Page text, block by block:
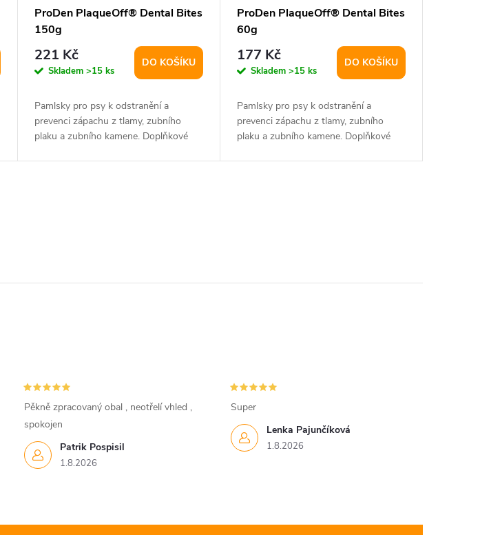
ProDen PlaqueOff® Dental Bites
150g
221 Kč
Skladem >15 ks
DO KOŠÍKU
Pamlsky pro psy k odstranění a
prevenci zápachu z tlamy, zubního
plaku a zubního kamene. Doplňkové
ProDen PlaqueOff® Dental Bites
60g
177 Kč
Skladem >15 ks
DO KOŠÍKU
Pamlsky pro psy k odstranění a
prevenci zápachu z tlamy, zubního
plaku a zubního kamene. Doplňkové
Patrik Pospisil
1.8.2026
Pěkně zpracovaný obal , neotřelí vhled ,
spokojen
Lenka Pajunčíková
1.8.2026
Super